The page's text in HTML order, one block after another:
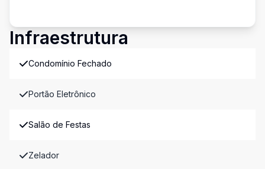
Infraestrutura
Condomínio Fechado
Portão Eletrônico
Salão de Festas
Zelador